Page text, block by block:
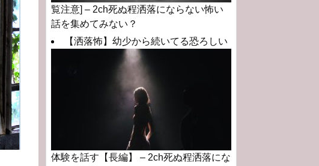
覧注意] – 2ch死ぬ程洒落にならない怖い
話を集めてみない？
【洒落怖】幼少から続いてる恐ろしい
体験を話す【長編】 – 2ch死ぬ程洒落にな